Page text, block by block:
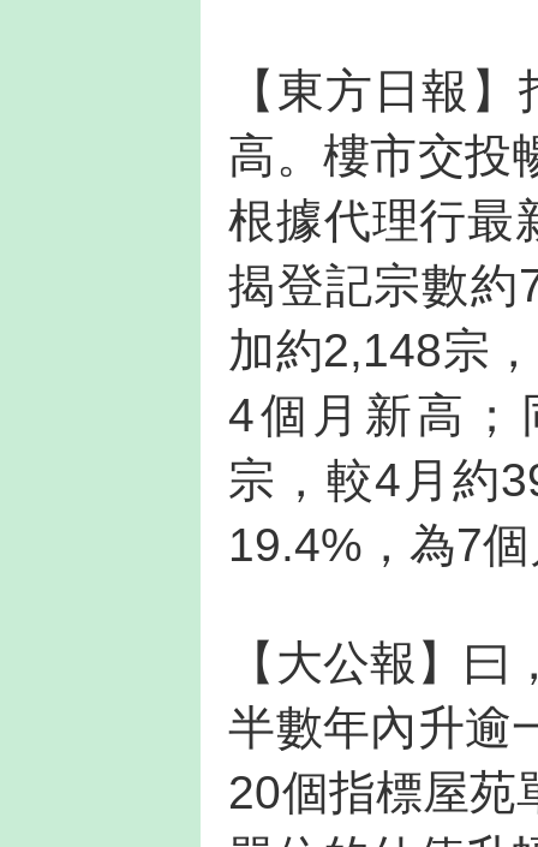
【東方日報
高。樓市交投
根據代理行最
揭登記宗數約
加約2,148宗
4個月新高；
宗，較4月約
19.4%，為7
【大公報】
半數年內升逾
20個指標屋苑